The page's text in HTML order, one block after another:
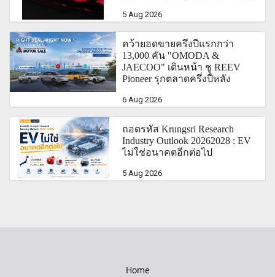
5 Aug 2026
คว้ายอดขายครึ่งปีแรกกว่า
13,000 คัน "OMODA &
JAECOO" เดินหน้า ชู REEV
Pioneer รุกตลาดครึ่งปีหลัง
6 Aug 2026
ถอดรหัส Krungsri Research
Industry Outlook 20262028 : EV
ไม่ใช่อนาคตอีกต่อไป
5 Aug 2026
Home